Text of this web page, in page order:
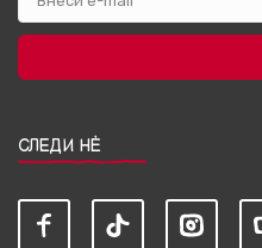
СЛЕДИ НЀ